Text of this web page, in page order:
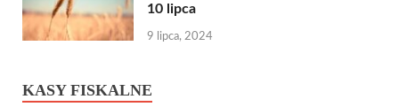
10 lipca
9 lipca, 2024
KASY FISKALNE